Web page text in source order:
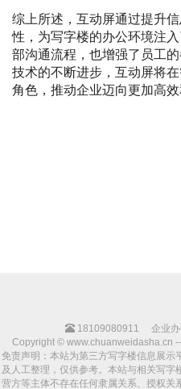
综上所述，互动屏通过提升
性，为写字楼的办公环境注
部沟通流程，也增强了员工
技术的不断进步，互动屏将
角色，推动企业迈向更加高效
18109080911
企业
Copyright © www.chuanweidasha.cn
免责声明：本站为第三方写字楼信息展
及人工整理，仅供参考。本站与相关写
营方等主体不存在任何隶属关系、授权关